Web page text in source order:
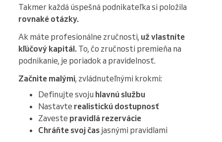
Takmer každá úspešná podnikateľka si položila
rovnaké otázky.
Ak máte profesionálne zručnosti, už vlastníte
kľúčový kapitál. To, čo zručnosti premieňa na
podnikanie, je poriadok a pravidelnosť.
Začnite malými, zvládnuteľnými krokmi:
Definujte svoju hlavnú službu
Nastavte realistickú dostupnosť
Zaveste pravidlá rezervácie
Chráňte svoj čas jasnými pravidlami